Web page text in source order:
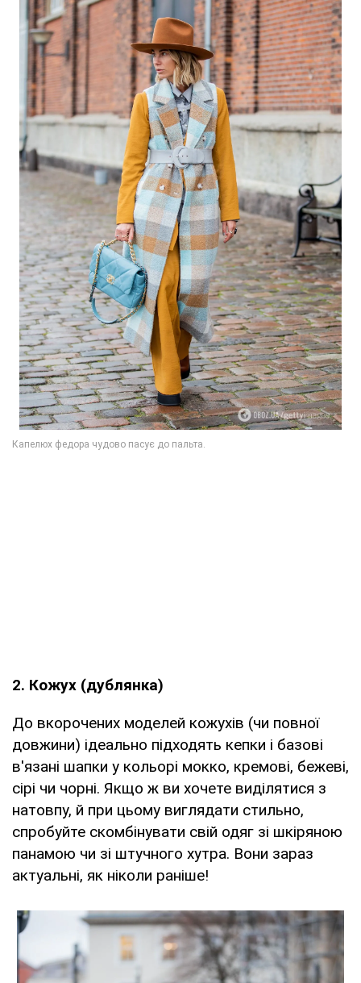
2. Кожух (дублянка)
До вкорочених моделей кожухів (чи повної
довжини) ідеально підходять кепки і базові
в'язані шапки у кольорі мокко, кремові, бежеві,
сірі чи чорні. Якщо ж ви хочете виділятися з
натовпу, й при цьому виглядати стильно,
спробуйте скомбінувати свій одяг зі шкіряною
панамою чи зі штучного хутра. Вони зараз
актуальні, як ніколи раніше!